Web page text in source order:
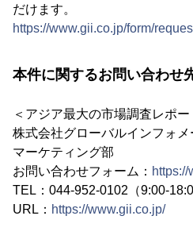
だけます。
https://www.gii.co.jp/form/
本件に関するお問い合わせ
＜アジア最大の市場調査レポー
株式会社グローバルインフォメ
マーケティング部
お問い合わせフォーム：
TEL：044-952-0102（9:00-
URL： https://www.gii.co.jp/